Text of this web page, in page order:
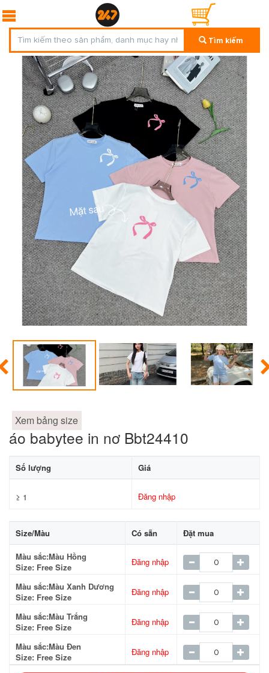
Tìm kiếm
Xem bảng size
áo babytee in nơ Bbt24410
Số lượng Giá
≥ 1 Đăng nhập
Size/Màu Có sẵn Đặt mua
Màu sắc:Màu Hồng
Size: Free Size
Đăng nhập
Màu sắc:Màu Xanh Dương
Size: Free Size
Đăng nhập
Màu sắc:Màu Trắng
Size: Free Size
Đăng nhập
Màu sắc:Màu Đen
Size: Free Size
Đăng nhập